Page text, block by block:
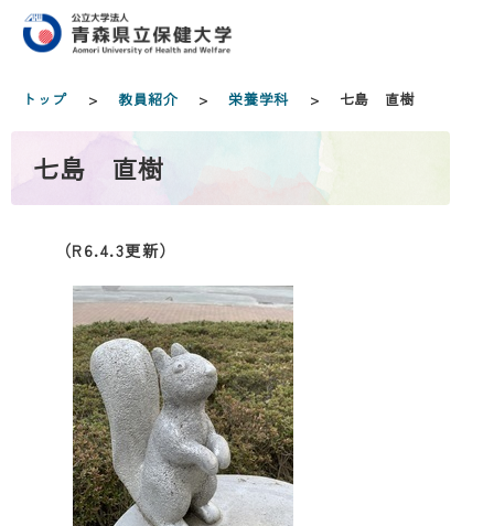
トップ > 教員紹介 >栄養学科 > 七島 直樹
七島 直樹
（R6.4.3更新）